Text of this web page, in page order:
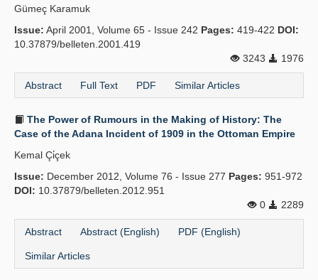
Gümeç Karamuk
Issue: April 2001, Volume 65 - Issue 242 Pages: 419-422 DOI:
10.37879/belleten.2001.419
3243
1976
Abstract Full Text PDF Similar Articles
The Power of Rumours in the Making of History: The
Case of the Adana Incident of 1909 in the Ottoman Empire
Kemal Çi̇çek
Issue: December 2012, Volume 76 - Issue 277 Pages: 951-972
DOI: 10.37879/belleten.2012.951
0
2289
Abstract Abstract (English) PDF (English)
Similar Articles